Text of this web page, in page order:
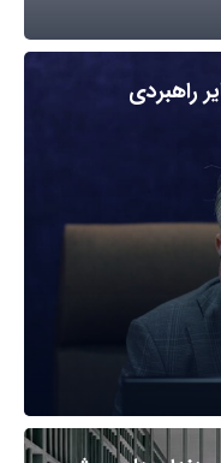
راهبردی